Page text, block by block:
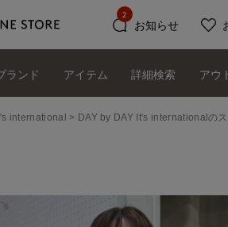
お知らせ
2
ランド アイテム 詳細検索 アウ
international DAY by DAY It's internationalの